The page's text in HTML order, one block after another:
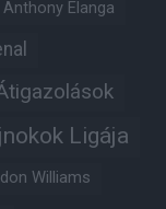
Anthony Elanga
Ligája
Williams